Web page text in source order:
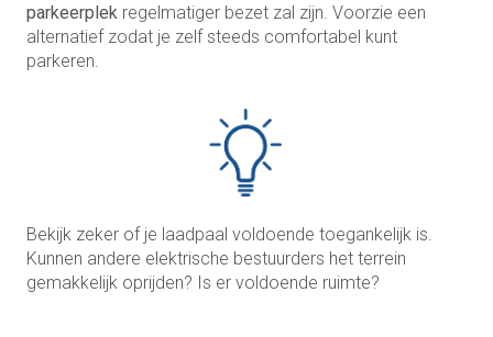
parkeerplek regelmatiger bezet zal zijn. Voorzie een
alternatief zodat je zelf steeds comfortabel kunt
parkeren.
Bekijk zeker of je laadpaal voldoende toegankelijk is.
Kunnen andere elektrische bestuurders het terrein
gemakkelijk oprijden? Is er voldoende ruimte?